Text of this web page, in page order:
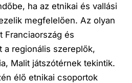
ha az etnikai és vallási
megfelelően. Az olyan
Franciaország és
a regionális szereplők,
Malit játszótérnek tekintik.
élő etnikai csoportok